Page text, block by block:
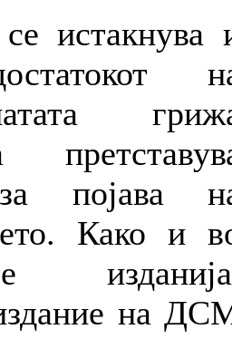
истакнува
појава
Како и
на